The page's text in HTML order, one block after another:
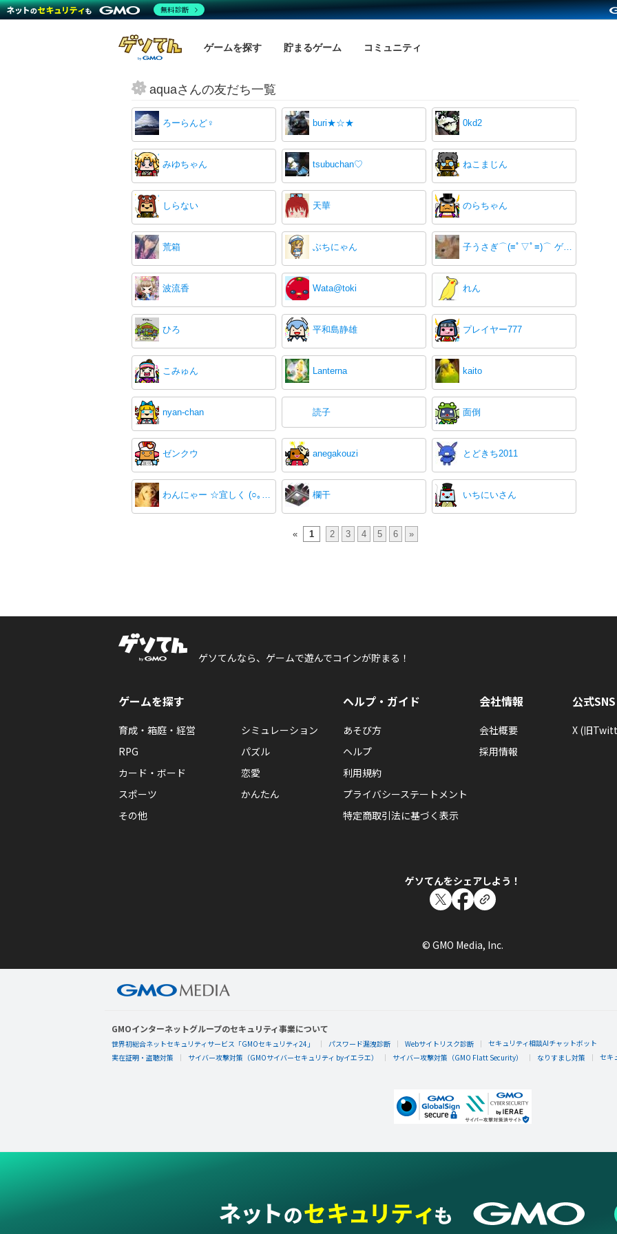
ゲームを探す 貯まるゲーム コミュニティ
aquaさんの友だち一覧
ろーらんど♀️ buri★☆★ 0kd2
みゆちゃん tsubuchan♡ ねこまじん
しらない 天華 のらちゃん
荒箱 ぶちにゃん 子うさぎ⌒(≡ﾟ▽ﾟ≡)⌒ ゲームは楽しく♪
波流香 Wata@toki れん
ひろ 平和島静雄 プレイヤー777
こみゅん Lanterna kaito
nyan-chan 読子 面倒
ゼンクウ anegakouzi とどきち2011
わんにゃー ☆宜しく (○｡_｡)ﾍ！ 欄干 いちにいさん
« 1 2 3 4 5 6 »
ゲソてんなら、ゲームで遊んでコインが貯まる！
ゲームを探す
育成・箱庭・経営
シミュレーション
RPG
パズル
カード・ボード
恋愛
スポーツ
かんたん
その他
ヘルプ・ガイド
あそび方
ヘルプ
利用規約
プライバシーステートメント
特定商取引法に基づく表示
会社情報
会社概要
採用情報
公式SNS
X (旧
ゲソてんをシェアしよう！
© GMO Media, Inc.
GMOインターネットグループのセキュリティ事業について
世界初総合ネットセキュリティサービス「GMOセキュリティ24」 パスワード漏洩診断 Webサイトリスク診断
セキュリティ相談AIチャットボット
実在証明・盗聴対策
サイバー攻撃対策（GMOサイバーセキュリティ byイエラエ） サイバー攻撃対策（GMO Flatt Security） なりすまし対策 セキ
無料診断